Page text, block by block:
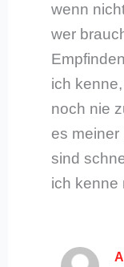
wenn
wer
ich
noch nie
es meiner
sind
ich kenne